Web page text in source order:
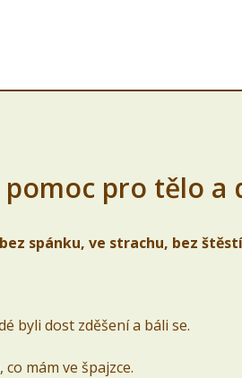
pro tělo a
spánku, ve strachu, bez
byli dost zděšení a báli se.
mám ve špajzce.